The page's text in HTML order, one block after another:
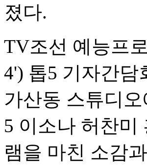
졌다.
TV조선 예능프
4') 톱5 기자간담
가산동 스튜디
5 이소나 허찬미
램을 마친 소감